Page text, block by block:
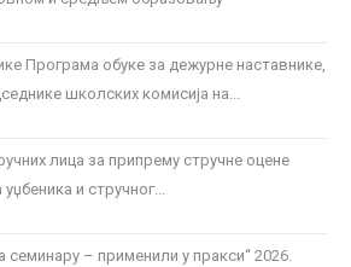
Програмa обуке за дежурне наставнике,
школских комисија на...
лица за припрему стручне оцене
и стручног...
семинару – применили у пракси“ 2026.